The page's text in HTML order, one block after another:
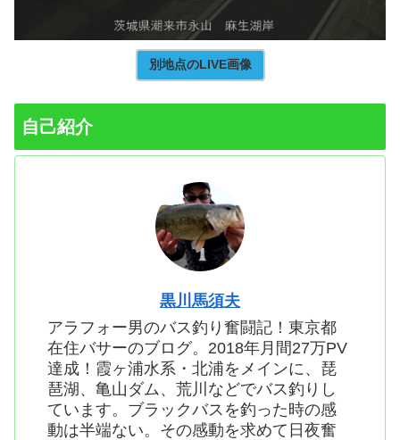
別地点のLIVE画像
自己紹介
黒川馬須夫
アラフォー男のバス釣り奮闘記！東京都
在住バサーのブログ。2018年月間27万PV
達成！霞ヶ浦水系・北浦をメインに、琵
琶湖、亀山ダム、荒川などでバス釣りし
ています。ブラックバスを釣った時の感
動は半端ない。その感動を求めて日夜奮